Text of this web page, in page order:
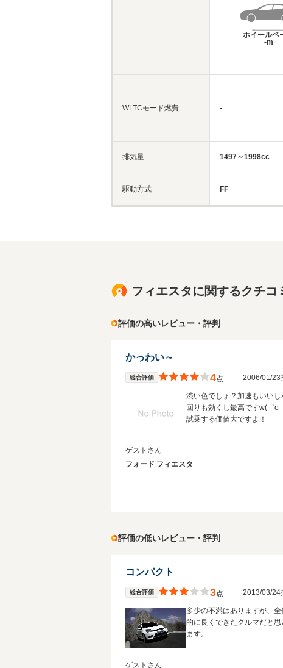
WLTCモード燃費
排気量
駆動方式
ホイールベ
-m
-
1497～1998cc
FF
フィエスタに関するクチコ
評価の高いレビュー・評判
かっわい～
総合評価 4点 2006/01/23
渋い色でしょ？加速もいいし
回りも効くし最高ですw(゜o
試乗する価値大ですよ！
ゲストさん
フォード フィエスタ
評価の低いレビュー・評判
コンパクト
総合評価 3点 2013/03/24
多少の不満はありますが、全
的に良くできたクルマだと思
ます。
ゲストさん